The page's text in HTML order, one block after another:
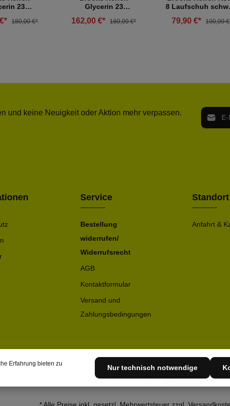
23
45,5
180,00 €*
Glycerin 23
weiß-grau-grün 44,5
162,00 €* 180,00 €*
8 Laufschuh
79,90 €* 100,00
und keine Neuigkeit oder Aktion mehr verpassen. E-Mail-
Service
Bestellung
widerrufen/
Widerrufsrecht
AGB
Kontaktformular
Versand und
Zahlungsbedingungen
Standort
Anfahrt &
Erfahrung bieten zu
Nur technisch notwendige